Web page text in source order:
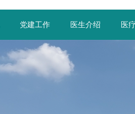
党建工作 医生介绍 医